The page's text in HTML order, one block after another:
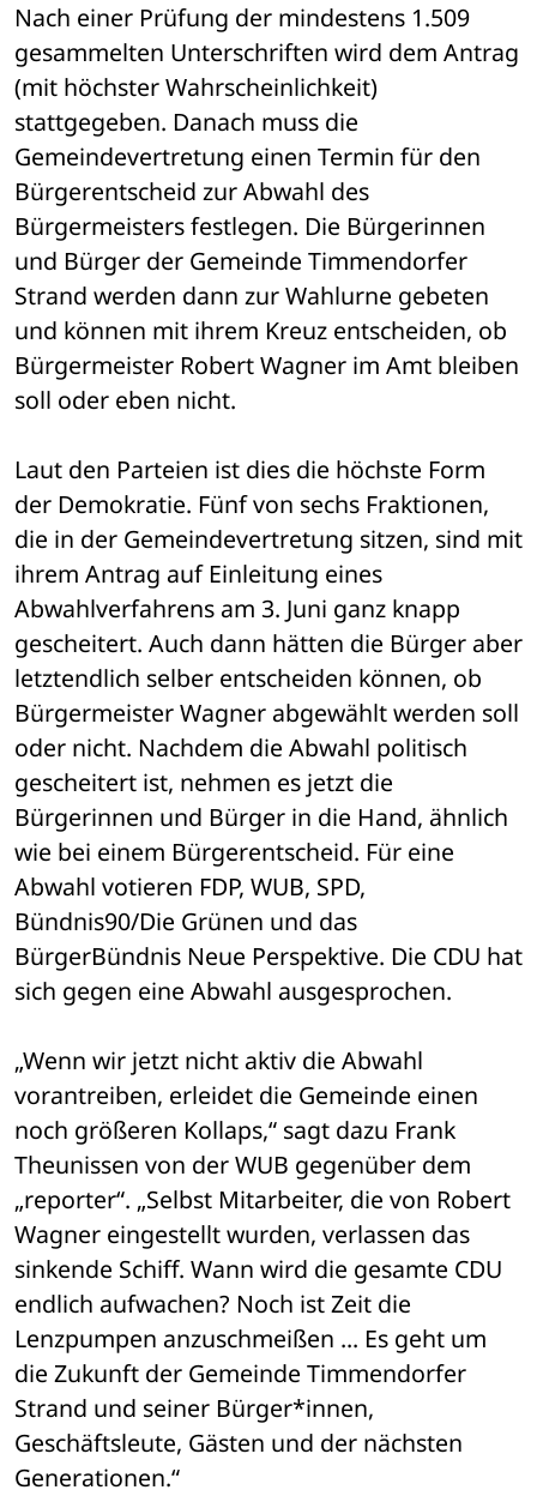
Nach einer Prüfung der mindestens 1.509
gesammelten Unterschriften wird dem Antrag
(mit höchster Wahrscheinlichkeit)
stattgegeben. Danach muss die
Gemeindevertretung einen Termin für den
Bürgerentscheid zur Abwahl des
Bürgermeisters festlegen. Die Bürgerinnen
und Bürger der Gemeinde Timmendorfer
Strand werden dann zur Wahlurne gebeten
und können mit ihrem Kreuz entscheiden, ob
Bürgermeister Robert Wagner im Amt bleiben
soll oder eben nicht.
Laut den Parteien ist dies die höchste Form
der Demokratie. Fünf von sechs Fraktionen,
die in der Gemeindevertretung sitzen, sind mit
ihrem Antrag auf Einleitung eines
Abwahlverfahrens am 3. Juni ganz knapp
gescheitert. Auch dann hätten die Bürger aber
letztendlich selber entscheiden können, ob
Bürgermeister Wagner abgewählt werden soll
oder nicht. Nachdem die Abwahl politisch
gescheitert ist, nehmen es jetzt die
Bürgerinnen und Bürger in die Hand, ähnlich
wie bei einem Bürgerentscheid. Für eine
Abwahl votieren FDP, WUB, SPD,
Bündnis90/Die Grünen und das
BürgerBündnis Neue Perspektive. Die CDU hat
sich gegen eine Abwahl ausgesprochen.
„Wenn wir jetzt nicht aktiv die Abwahl
vorantreiben, erleidet die Gemeinde einen
noch größeren Kollaps,“ sagt dazu Frank
Theunissen von der WUB gegenüber dem
„reporter“. „Selbst Mitarbeiter, die von Robert
Wagner eingestellt wurden, verlassen das
sinkende Schiff. Wann wird die gesamte CDU
endlich aufwachen? Noch ist Zeit die
Lenzpumpen anzuschmeißen ... Es geht um
die Zukunft der Gemeinde Timmendorfer
Strand und seiner Bürger*innen,
Geschäftsleute, Gästen und der nächsten
Generationen.“